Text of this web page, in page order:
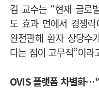
김 교수는 “현재 글로
도 효과 면에서 경쟁
완전관해 환자 상당수
다는 점이 고무적”이라
OVIS 플랫폼 차별화